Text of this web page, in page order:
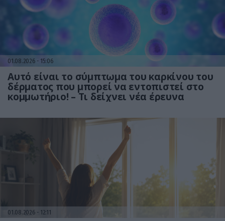
01.08.2026 15:06
Αυτό είναι το σύμπτωμα του καρκίνου του
δέρματος που μπορεί να εντοπιστεί στο
κομμωτήριο! – Τι δείχνει νέα έρευνα
01.08.2026 12:11